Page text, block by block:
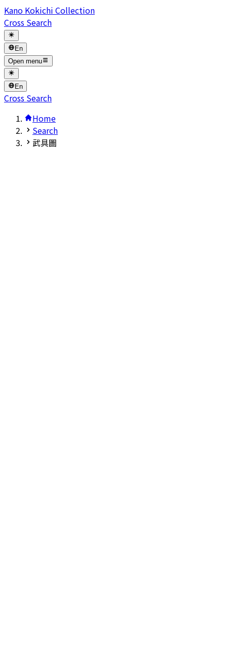
Kano Kokichi Collection
Cross Search
En
Open menu
En
Cross Search
Home
Search
武具圖